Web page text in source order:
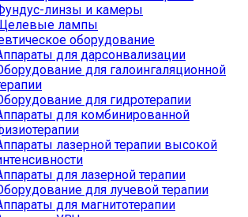
линзы и камеры
лампы
оборудование
для дарсонвализации
для галоингаляционной
для гидротерапии
для комбинированной
лазерной терапии высокой
для лазерной терапии
для лучевой терапии
для магнитотерапии